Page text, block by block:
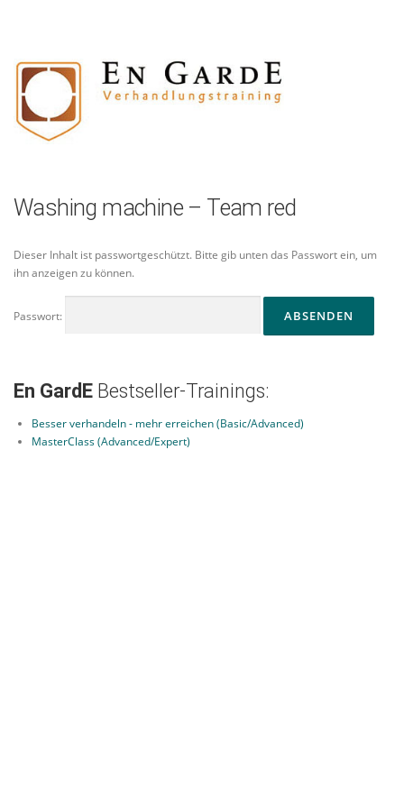
Washing machine – Team red
Dieser Inhalt ist passwortgeschützt. Bitte gib unten das Passwort ein, um
ihn anzeigen zu können.
Passwort:
En GardE Bestseller-Trainings:
Besser verhandeln - mehr erreichen (Basic/Advanced)
MasterClass (Advanced/Expert)